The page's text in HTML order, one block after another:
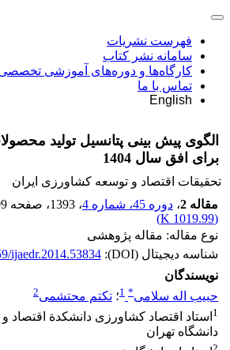
فهرست نشریات
سامانه نشر کتاب
کارگاه‌ها و دوره‌های آموزشی
تماس با ما
English
الگوی پیش بینی پتانسیل تولید
برای افق سال 1404
تحقیقات اقتصاد و توسعه کشاورزی ایران
مقاله 2
، دوره 45، شماره 4 ، 1393 ، صفحه
(
1019.99 K
)
نوع مقاله: مقاله پژوهشی
شناسه دیجیتال (DOI):
ijaedr.2014.53834
نویسندگان
حبیب اله سلامی*
1؛ تکتم محتشمی2
1 استاد اقتصاد کشاورزی دانشکدة اقتصاد
دانشگاه تهران